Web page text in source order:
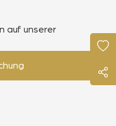
auf unserer